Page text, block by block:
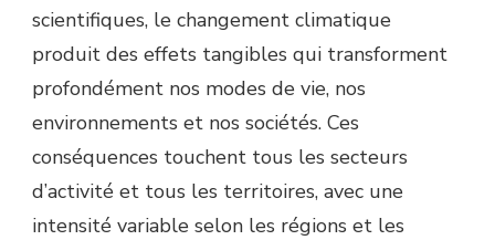
scientifiques, le changement climatique
produit des effets tangibles qui transforment
profondément nos modes de vie, nos
environnements et nos sociétés. Ces
conséquences touchent tous les secteurs
d’activité et tous les territoires, avec une
intensité variable selon les régions et les